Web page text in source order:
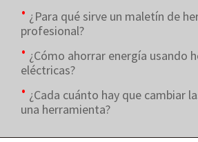
¿Para qué sirve un maletín de
profesional?
¿Cómo ahorrar energía usando
eléctricas?
¿Cada cuánto hay que cambiar
una herramienta?